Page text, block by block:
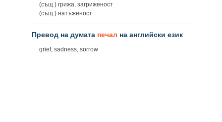
(същ.) грижа, загриженост
(същ.) натъженост
Превод на думата печал на английски език
grief, sadness, sorrow